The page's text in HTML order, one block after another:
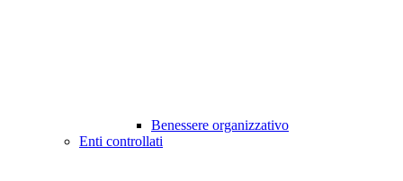
Benessere organizzativo
Enti controllati